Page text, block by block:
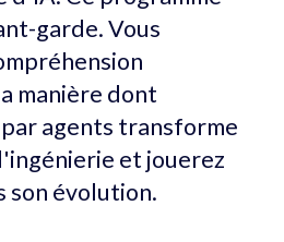
garde. Vous
manière dont
agents transforme
et jouerez
son évolution.